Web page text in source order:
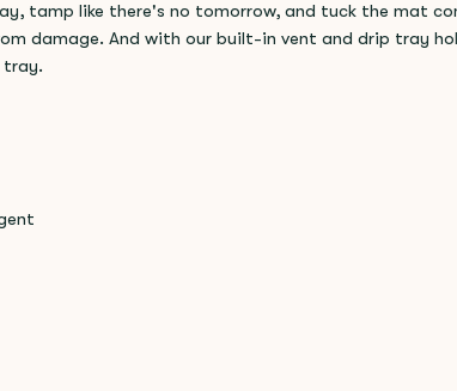
tamp like there's no tomorrow, and tuck the mat
damage. And with our built-in vent and drip tray
tray.